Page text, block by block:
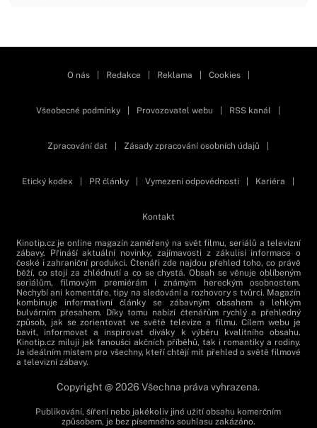
O nás Redakce Reklama Cookies
Všeobecné podmínky Provozovatel webu RSS kanál
Zpracování dat Zásady zpracování osobních údajů
Etický kodex PR články Vymezení odpovědnosti Kariéra
Kontakt
Kinotip.cz je online magazín zaměřený na svět filmu, seriálů a televizní
zábavy. Přináší aktuální novinky, zajímavosti z zákulisí informace o
české i zahraniční produkci. Čtenáři zde najdou přehled toho, co právě
běží, co stojí za zhlédnutí a co se chystá. Obsah se věnuje oblíbeným
seriálům, filmovým premiérám i známým hereckým osobnostem.
Nechybí ani komentáře, tipy na sledování a rozhovory s tvůrci. Magazín
kombinuje informativní články se zábavným obsahem a lehkým
bulvárním přesahem. Díky tomu nabízí čtenářům rychlý a přehledný
způsob, jak se zorientovat ve světě televize a filmu. Cílem webu je
bavit, informovat a inspirovat diváky k výběru kvalitního obsahu.
Kinotip.cz milují jak fanoušci akčních příběhů, tak i romantiky a rodiny.
Je ideálním místem pro všechny, kteří chtějí mít přehled o světě filmové
a televizní zábavy.
Copyright @ 2026 Všechna práva vyhrazena.
Publikování, šíření nebo jakékoliv jiné užití obsahu komerčním
způsobem, je bez písemného souhlasu zakázáno.